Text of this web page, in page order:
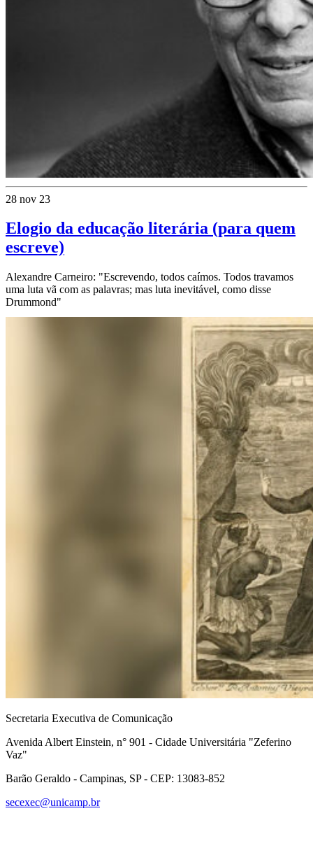
28 nov 23
Elogio da educação literária (para quem
escreve)
Alexandre Carneiro: "Escrevendo, todos caímos. Todos travamos
uma luta vã com as palavras; mas luta inevitável, como disse
Drummond"
Secretaria Executiva de Comunicação
Avenida Albert Einstein, n° 901 - Cidade Universitária "Zeferino
Vaz"
Barão Geraldo - Campinas, SP - CEP: 13083-852
secexec@unicamp.br